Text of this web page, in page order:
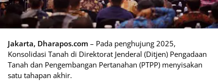
Jakarta, Dharapos.com – Pada penghujung 2025,
Konsolidasi Tanah di Direktorat Jenderal (Ditjen) Pengadaan
Tanah dan Pengembangan Pertanahan (PTPP) menyisakan
satu tahapan akhir.